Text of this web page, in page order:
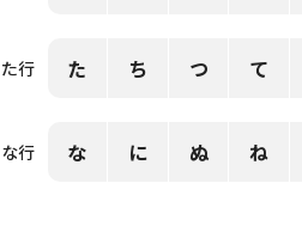
た行 た ち つ て
な行 な に ぬ ね